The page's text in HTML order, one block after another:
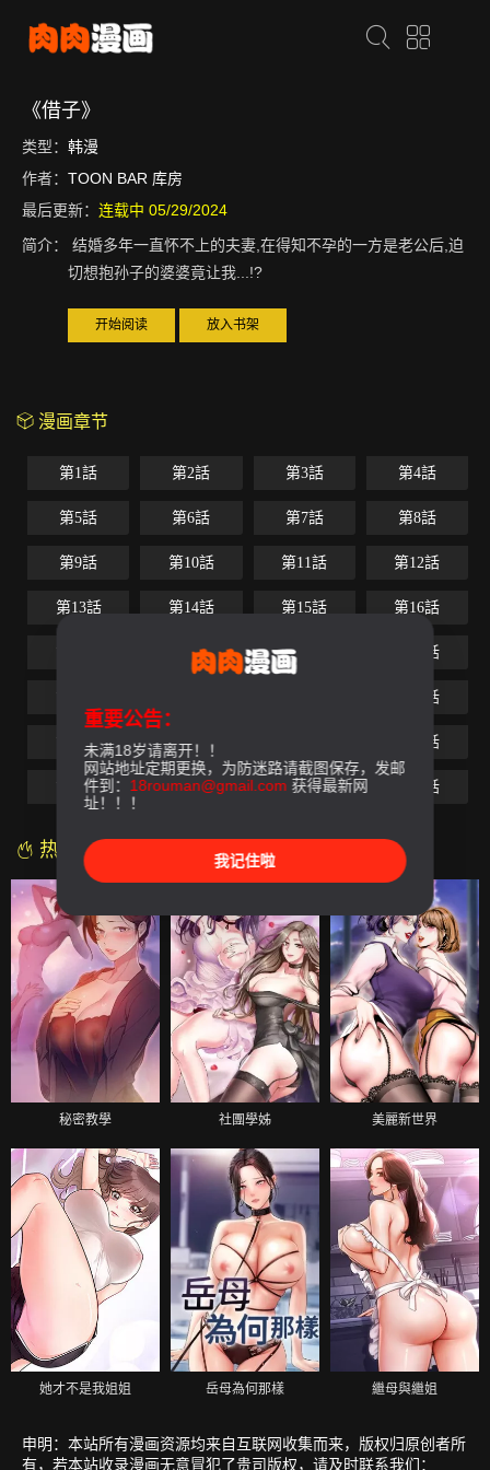
《借子》
类型： 韩漫
作者： TOON BAR 库房
最后更新： 连载中 05/29/2024
简介：
结婚多年一直怀不上的夫妻,在得知不孕的一方是老公后,迫
切想抱孙子的婆婆竟让我...!?
开始阅读 放入书架
漫画章节
第1話 第2話 第3話 第4話
第5話 第6話 第7話 第8話
第9話 第10話 第11話 第12話
第13話 第14話 第15話 第16話
第18話 第19話 第20話
第24話
第25話 第26話 第28話
第29話 第30話 第31話 第32話
热门漫画
秘密教學 社團學姊 美麗新世界
她才不是我姐姐 岳母為何那樣 繼母與繼姐
申明：本站所有漫画资源均来自互联网收集而来，版权归原创者所
有，若本站收录漫画无意冒犯了贵司版权，请及时联系我们：
重要公告：
未满18岁请离开！！
网站地址定期更换，为防迷路请截图保存，发邮
件到： 18rouman@gmail.com 获得最新网
址！！！
我记住啦